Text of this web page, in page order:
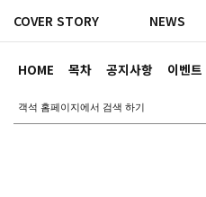
HOME 목차 공지사항 이벤트
COVER STORY NEWS